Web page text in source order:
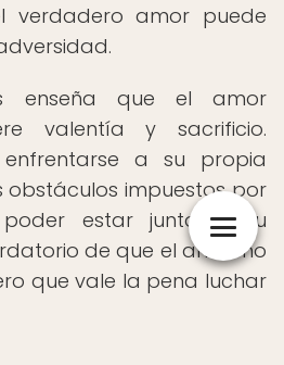
verdadero amor puede
enseña que el amor
valentía y sacrificio.
a su propia
obstáculos impuestos por
estar junto a su
de que el amor no
que vale la pena luchar